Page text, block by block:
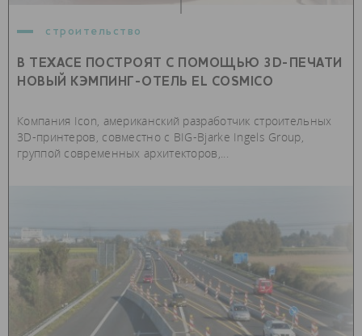
строительство
В ТЕХАСЕ ПОСТРОЯТ С ПОМОЩЬЮ 3D-ПЕЧАТИ
НОВЫЙ КЭМПИНГ-ОТЕЛЬ EL COSMICO
Компания Icon, американский разработчик строительных
3D-принтеров, совместно с BIG-Bjarke Ingels Group,
группой современных архитекторов,...